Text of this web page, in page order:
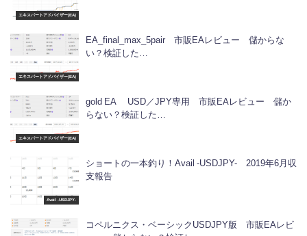
エキスパートアドバイザー(EA)
エキスパートアドバイザー(EA)
EA_final_max_5pair 市販EAレビュー 儲からな
い？検証した…
エキスパートアドバイザー(EA)
gold EA USD／JPY専用 市販EAレビュー 儲か
らない？検証した…
Avail -USDJPY-
ショートの一本釣り！Avail -USDJPY- 2019年6月収
支報告
コペルニクス・ベーシックUSDJPY版 市販EAレビ